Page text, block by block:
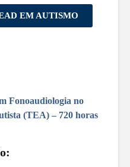
EM AUTISMO
Fonoaudiologia no
(TEA) – 720 horas